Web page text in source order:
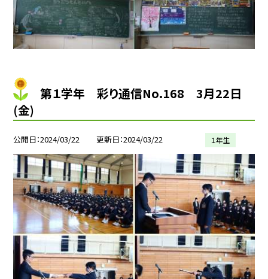
第１学年 彩り通信No.168 3月22日
(金)
公開日 2024/03/22 更新日 2024/03/22 １年生